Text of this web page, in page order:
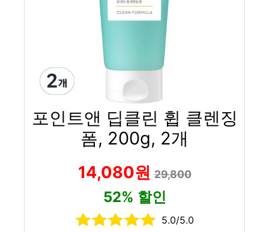
포인트앤 딥클린 휩 클렌징
폼, 200g, 2개
14,080원29,800
52% 할인
5.0/5.0